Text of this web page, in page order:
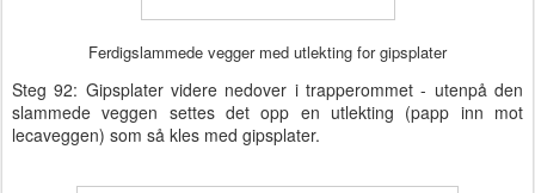
Ferdigslammede vegger med utlekting for gipsplater
Steg 92: Gipsplater videre nedover i trapperommet - utenpå den
slammede veggen settes det opp en utlekting (papp inn mot
lecaveggen) som så kles med gipsplater.